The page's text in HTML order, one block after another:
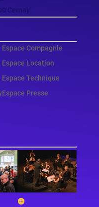
Cernay
Espace Compagnie
Espace Location
Espace Technique
Espace Presse